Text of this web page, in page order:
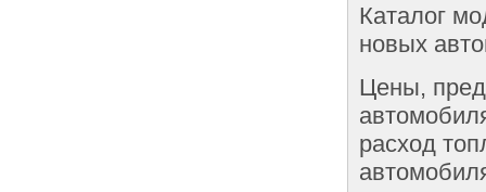
Каталог
новых
Цены,
расход